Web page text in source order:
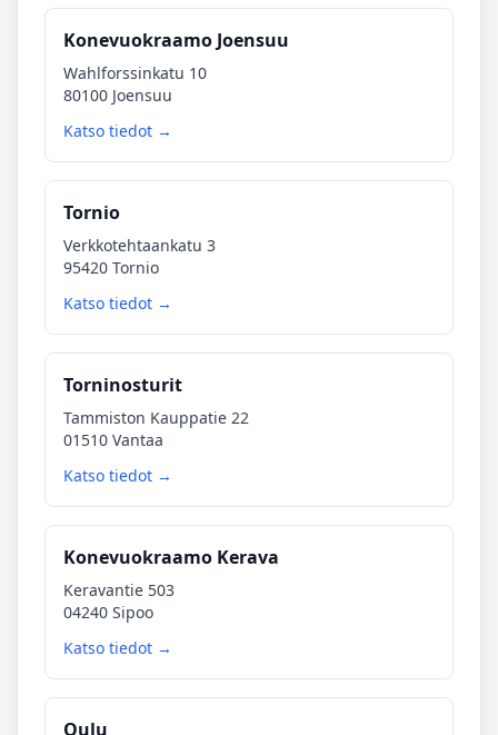
Konevuokraamo Joensuu
Wahlforssinkatu 10
80100 Joensuu
Katso tiedot →
Tornio
Verkkotehtaankatu 3
95420 Tornio
Katso tiedot →
Torninosturit
Tammiston Kauppatie 22
01510 Vantaa
Katso tiedot →
Konevuokraamo Kerava
Keravantie 503
04240 Sipoo
Katso tiedot →
Oulu